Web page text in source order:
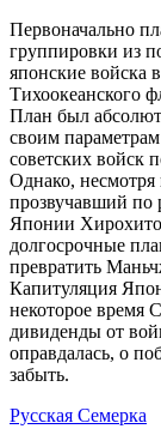
Первоначально
группировки из
японские войска
Тихоокеанского
План был
своим
советских войск
Однако,
прозвучавший по
Японии Хирохито
долгосрочные
превратить
Капитуляция
некоторое время
дивиденды от
оправдалась, о
забыть.
Русская Семерка